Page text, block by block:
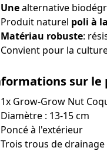
Unealternative
Produit naturel poli à
Matériau robuste:
Convient pour la
sur le
1x Grow-Grow Nut
Diamètre : 13-15 cm
Poncé à l'extérieur
Trois trous de